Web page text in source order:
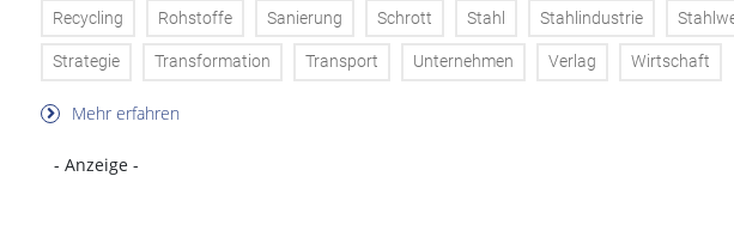
Recycling Rohstoffe Sanierung Schrott Stahl Stahlindustrie
Strategie Transformation Transport Unternehmen Verlag Wirtschaft
Mehr erfahren
- Anzeige -